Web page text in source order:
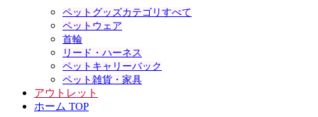
ペットグッズカテゴリすべて
ペットウェア
首輪
リード・ハーネス
ペットキャリーバック
ペット雑貨・家具
アウトレット
ホーム TOP